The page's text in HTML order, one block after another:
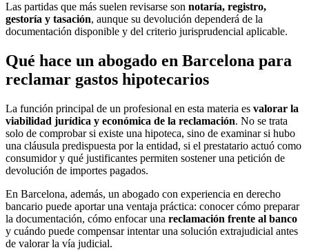
Las partidas que más suelen revisarse son notaría, registro,
gestoría y tasación, aunque su devolución dependerá de la
documentación disponible y del criterio jurisprudencial aplicable.
Qué hace un abogado en Barcelona para
reclamar gastos hipotecarios
La función principal de un profesional en esta materia es valorar la
viabilidad jurídica y económica de la reclamación. No se trata
solo de comprobar si existe una hipoteca, sino de examinar si hubo
una cláusula predispuesta por la entidad, si el prestatario actuó como
consumidor y qué justificantes permiten sostener una petición de
devolución de importes pagados.
En Barcelona, además, un abogado con experiencia en derecho
bancario puede aportar una ventaja práctica: conocer cómo preparar
la documentación, cómo enfocar una reclamación frente al banco
y cuándo puede compensar intentar una solución extrajudicial antes
de valorar la vía judicial.